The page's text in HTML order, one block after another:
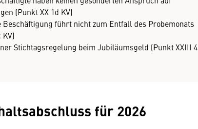
(Punkt XX 1d KV)
Beschäftigung führt nicht zum Entfall des Probemonats
KV)
Stichtagsregelung beim Jubiläumsgeld (Punkt XXIII 4
für 2026